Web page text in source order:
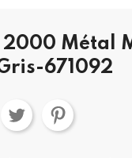
2000 Métal
671092